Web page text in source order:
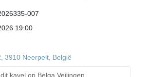
007
19:00
3910 Neerpelt, België
kavel op Belga Veilingen